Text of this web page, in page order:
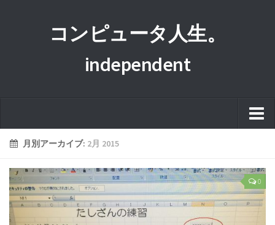
コンピュータ人生。
independent
ホーム
プライバシーポリシー
運営者情報
月別アーカイブ: 2月 2015
0